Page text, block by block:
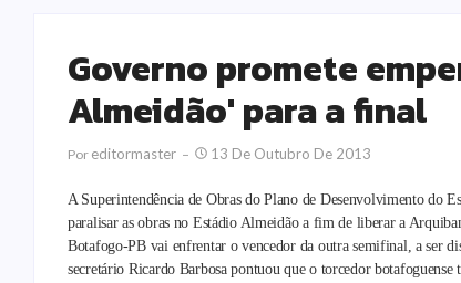
Governo promete
Almeidão' para a final
Por Editormaster 13 De Outubro De 2013
A Superintendência de Obras do Plano de Desenvolvimento do
paralisar as obras no Estádio Almeidão a fim de liberar a
Botafogo-PB vai enfrentar o vencedor da outra semifinal, a ser
secretário Ricardo Barbosa pontuou que o torcedor